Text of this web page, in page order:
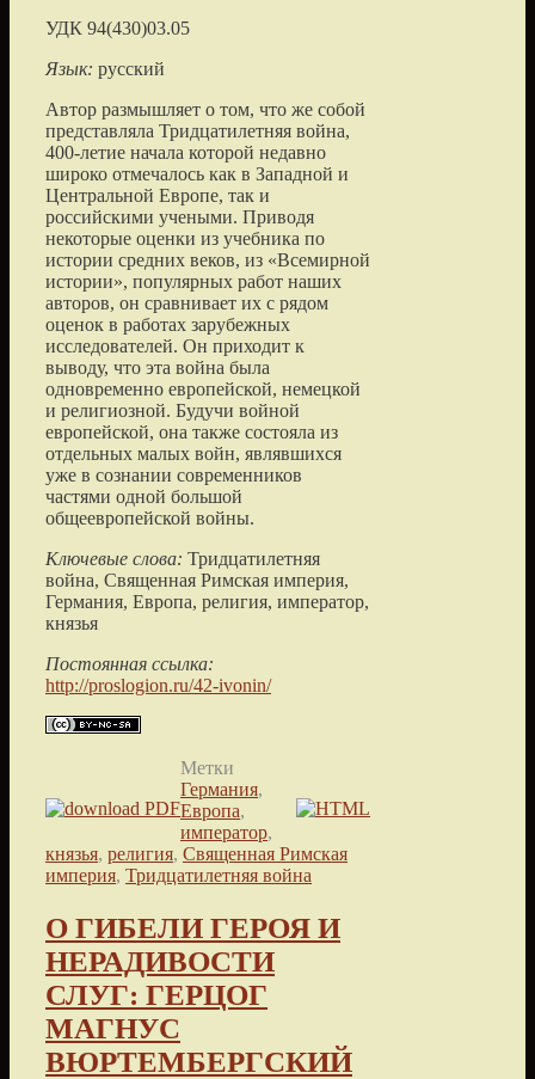
УДК 94(430)03.05
Язык: русский
Автор размышляет о том, что же собой
представляла Тридцатилетняя война,
400-летие начала которой недавно
широко отмечалось как в Западной и
Центральной Европе, так и
российскими учеными. Приводя
некоторые оценки из учебника по
истории cредних веков, из «Всемирной
истории», популярных работ наших
авторов, он сравнивает их с рядом
оценок в работах зарубежных
исследователей. Он приходит к
выводу, что эта война была
одновременно европейской, немецкой
и религиозной. Будучи войной
европейской, она также состояла из
отдельных малых войн, являвшихся
уже в сознании современников
частями одной большой
общеевропейской войны.
Ключевые слова: Тридцатилетняя
война, Священная Римская империя,
Германия, Европа, религия, император,
князья
Постоянная ссылка:
http://proslogion.ru/42-ivonin/
Метки
Германия,
Европа,
император,
князья, религия, Священная Римская
империя, Тридцатилетняя война
О ГИБЕЛИ ГЕРОЯ И
НЕРАДИВОСТИ
СЛУГ: ГЕРЦОГ
МАГНУС
ВЮРТЕМБЕРГСКИЙ